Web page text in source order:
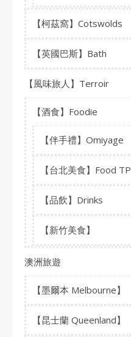
【柯茲窩】Cotswolds
【英國巴斯】Bath
【風味旅人】Terroir
【酒食】Foodie
【伴手禮】Omiyage
【台北美食】Food TP
【品飲】Drinks
【新竹美食】
澳洲旅遊
【墨爾本 Melbourne】
【昆士蘭 Queenland】